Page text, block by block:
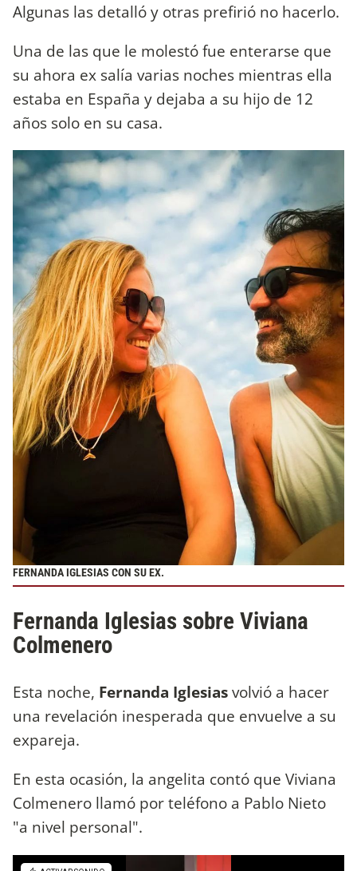
Algunas las detalló y otras prefirió no hacerlo.
Una de las que le molestó fue enterarse que
su ahora ex salía varias noches mientras ella
estaba en España y dejaba a su hijo de 12
años solo en su casa.
FERNANDA IGLESIAS CON SU EX.
Fernanda Iglesias sobre Viviana
Colmenero
Esta noche, Fernanda Iglesiasvolvió a hacer
una revelación inesperada que envuelve a su
expareja.
En esta ocasión, la angelita contó que Viviana
Colmenero llamó por teléfono a Pablo Nieto
"a nivel personal".